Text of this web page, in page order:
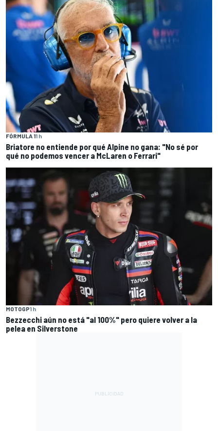
FÓRMULA 11 h
Briatore no entiende por qué Alpine no gana: "No sé por
qué no podemos vencer a McLaren o Ferrari"
MOTOGP1 h
Bezzecchi aún no está "al 100%" pero quiere volver a la
pelea en Silverstone